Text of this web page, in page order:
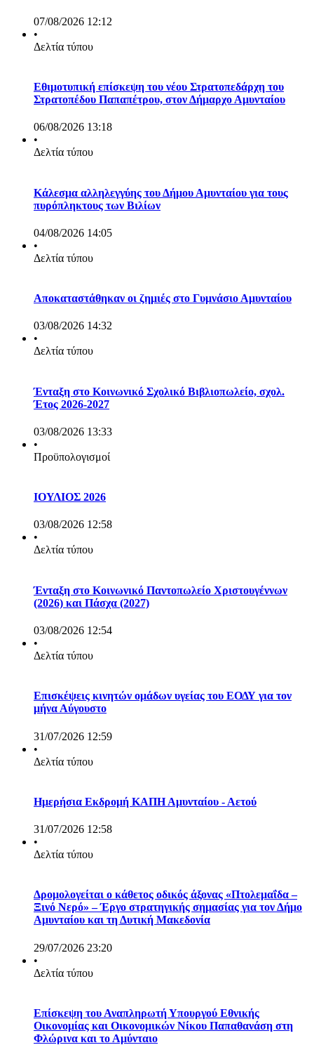
07/08/2026 12:12
•
Δελτία τύπου
Εθιμοτυπική επίσκεψη του νέου Στρατοπεδάρχη του
Στρατοπέδου Παπαπέτρου, στον Δήμαρχο Αμυνταίου
06/08/2026 13:18
•
Δελτία τύπου
Κάλεσμα αλληλεγγύης του Δήμου Αμυνταίου για τους
πυρόπληκτους των Βιλίων
04/08/2026 14:05
•
Δελτία τύπου
Αποκαταστάθηκαν οι ζημιές στο Γυμνάσιο Αμυνταίου
03/08/2026 14:32
•
Δελτία τύπου
Ένταξη στο Κοινωνικό Σχολικό Βιβλιοπωλείο, σχολ.
Έτος 2026-2027
03/08/2026 13:33
•
Προϋπολογισμοί
ΙΟΥΛΙΟΣ 2026
03/08/2026 12:58
•
Δελτία τύπου
Ένταξη στο Κοινωνικό Παντοπωλείο Χριστουγέννων
(2026) και Πάσχα (2027)
03/08/2026 12:54
•
Δελτία τύπου
Επισκέψεις κινητών ομάδων υγείας του ΕΟΔΥ για τον
μήνα Αύγουστο
31/07/2026 12:59
•
Δελτία τύπου
Ημερήσια Εκδρομή ΚΑΠΗ Αμυνταίου - Αετού
31/07/2026 12:58
•
Δελτία τύπου
Δρομολογείται ο κάθετος οδικός άξονας «Πτολεμαΐδα –
Ξινό Νερό» – Έργο στρατηγικής σημασίας για τον Δήμο
Αμυνταίου και τη Δυτική Μακεδονία
29/07/2026 23:20
•
Δελτία τύπου
Επίσκεψη του Αναπληρωτή Υπουργού Εθνικής
Οικονομίας και Οικονομικών Νίκου Παπαθανάση στη
Φλώρινα και το Αμύνταιο